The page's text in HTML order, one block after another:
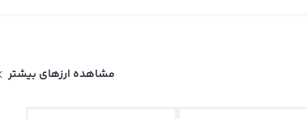
مشاهده ارزهای بیشتر